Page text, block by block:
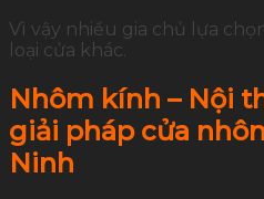
Vì vậy nhiều gia chủ lựa
loại cửa khác.
Nhôm kính – Nội
giải pháp cửa
Ninh